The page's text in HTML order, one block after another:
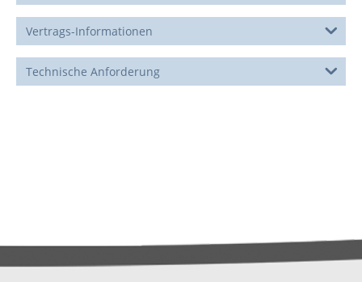
Vertrags-Informationen
Technische Anforderung